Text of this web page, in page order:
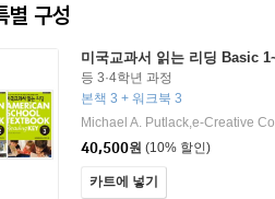
별 구성
미국교과서 읽는 리딩 Basic
등 3·4학년 과정
본책 3 + 워크북 3
Michael A. Putlack,e-Creative
40,500원 (10% 할인)
카트에 넣기